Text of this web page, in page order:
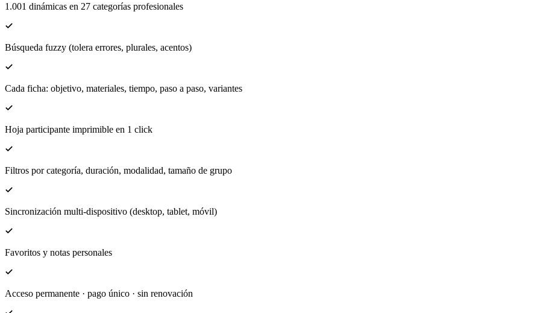
1.001 dinámicas en 27 categorías profesionales
Búsqueda fuzzy (tolera errores, plurales, acentos)
Cada ficha: objetivo, materiales, tiempo, paso a paso, variantes
Hoja participante imprimible en 1 click
Filtros por categoría, duración, modalidad, tamaño de grupo
Sincronización multi-dispositivo (desktop, tablet, móvil)
Favoritos y notas personales
Acceso permanente · pago único · sin renovación